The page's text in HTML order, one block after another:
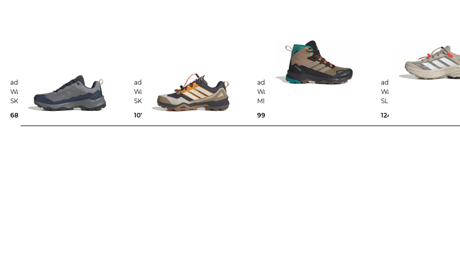
adidas Terrex | Herren
Wanderschuhe TERREX
SKYCHASER AX5
68,85 €
adidas Terrex | Herren
Wanderschuhe TERREX
SKYCHASER GTX
107,15 €
adidas Terrex | Herren
Wanderschuhe SKYCHASER AX5
MID GTX CLIMA
99,29 €
adidas Terrex | Herren
Wanderschuhe TERREX
SL GTX
124,99 €